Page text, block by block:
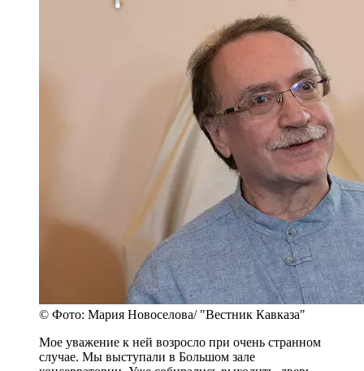
© Фото: Мария Новоселова/ "Вестник Кавказа"
Мое уважение к ней возросло при очень странном
случае. Мы выступали в Большом зале